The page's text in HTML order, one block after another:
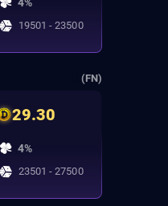
4%
19501 - 23500
(FN)
29.30
4%
23501 - 27500